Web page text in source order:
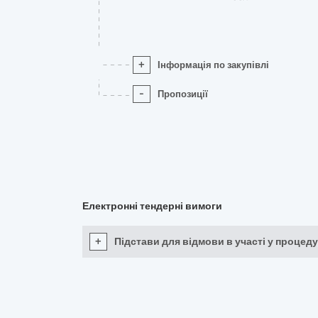
+ Інформація по закупівлі
- Пропозиції
Електронні тендерні вимоги
+ Підстави для відмови в участі у